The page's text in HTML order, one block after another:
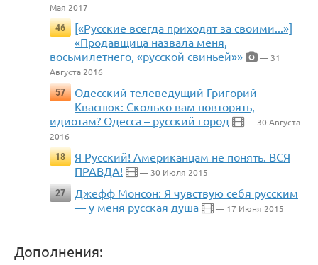
Мая 2017
46
[«Русские всегда приходят за своими...»]
«Продавщица назвала меня,
восьмилетнего, «русской свиньей»»
— 31
Августа 2016
57
Одесский телеведущий Григорий
Кваснюк: Сколько вам повторять,
идиотам? Одесса – русский город
— 30 Августа
2016
18
Я Русский! Американцам не понять. ВСЯ
ПРАВДА!
— 30 Июля 2015
27
Джефф Монсон: Я чувствую себя русским
— у меня русская душа
— 17 Июня 2015
Дополнения: